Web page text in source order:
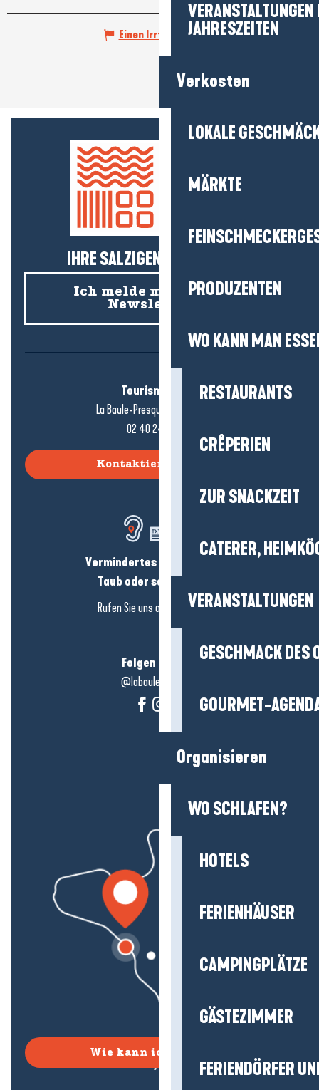
JAHRESZEITEN
Verkosten
LOKALE
MÄRKTE
PRODUZENTEN
WO KANN MAN
RESTAURANTS
CRÊPERIEN
ZUR SNACKZEIT
CATERER,
VERANSTALTUNGEN
GESCHMACK DES
GOURMET-
Organisieren
WO SCHLAFEN?
HOTELS
FERIENHÄUSER
CAMPINGPLÄTZE
GÄSTEZIMMER
FERIENDÖRFER
Einen Irrtum angeben
IHRE SALZIGEN NEUIGKEITEN!
Ich melde mich für den
Newsletter an
Tourismusbüro
La Baule-Presqu'île de Guérande
02 40 24 34 44
Kontaktieren Sie uns
Vermindertes Hörvermögen?
Taub oder schwerhörig?
Rufen Sie uns an in
hier klicken
Folgen Sie uns!
@labauleguérande
Wie kann ich kommen?